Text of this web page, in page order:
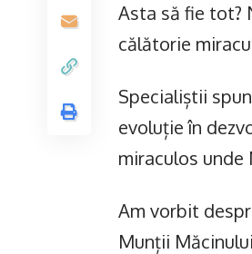
Asta să fie tot?
călătorie
Specialiștii
evoluție în
miraculos
Am vorbit
Munții